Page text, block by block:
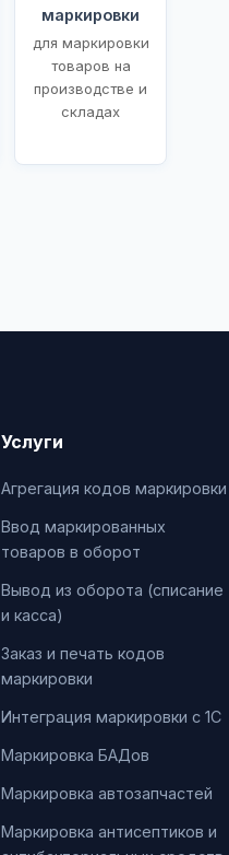
маркировки
для маркировки
товаров на
производстве и
складах
Услуги
Агрегация кодов маркировки
Ввод маркированных
товаров в оборот
Вывод из оборота (списание
и касса)
Заказ и печать кодов
маркировки
Интеграция маркировки с 1С
Маркировка БАДов
Маркировка автозапчастей
Маркировка антисептиков и